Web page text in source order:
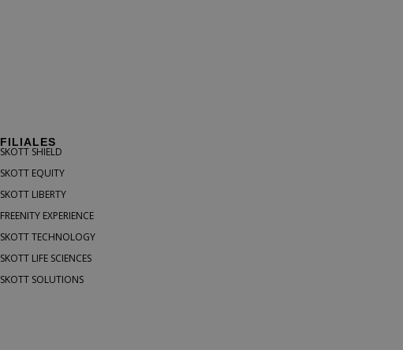
FILIALES
SKOTT SHIELD
SKOTT EQUITY
SKOTT LIBERTY
FREENITY EXPERIENCE
SKOTT TECHNOLOGY
SKOTT LIFE SCIENCES
SKOTT SOLUTIONS